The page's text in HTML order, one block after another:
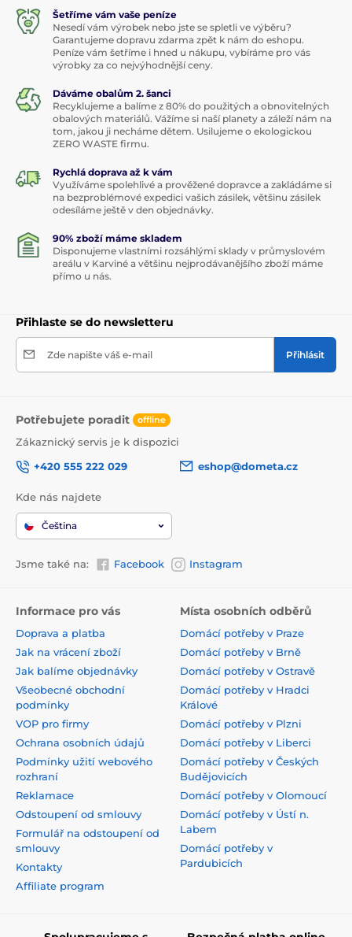
Šetříme vám vaše peníze
Nesedí vám výrobek nebo jste se spletli ve výběru?
Garantujeme dopravu zdarma zpět k nám do eshopu.
Peníze vám šetříme i hned u nákupu, vybíráme pro vás
výrobky za co nejvýhodnější ceny.
Dáváme obalům 2. šanci
Recyklujeme a balíme z 80% do použitých a obnovitelných
obalových materiálů. Vážíme si naší planety a záleží nám na
tom, jakou ji necháme dětem. Usilujeme o ekologickou
ZERO WASTE firmu.
Rychlá doprava až k vám
Využíváme spolehlivé a prověžené dopravce a zakládáme si
na bezproblémové expedici vašich zásilek, většinu zásilek
odesíláme ještě v den objednávky.
90% zboží máme skladem
Disponujeme vlastními rozsáhlými sklady v průmyslovém
areálu v Karviné a většinu nejprodávanějšího zboží máme
přímo u nás.
Přihlaste se do newsletteru
Zde napište váš e-mail Přihlásit
Potřebujete poradit offline
Zákaznický servis je k dispozici
+420 555 222 029
eshop@dometa.cz
Kde nás najdete
Čeština
Jsme také na: Facebook Instagram
Informace pro vás
Doprava a platba
Jak na vrácení zboží
Jak balíme objednávky
Všeobecné obchodní
podmínky
VOP pro firmy
Ochrana osobních údajů
Podmínky užití webového
rozhraní
Reklamace
Odstoupení od smlouvy
Formulář na odstoupení od
smlouvy
Kontakty
Affiliate program
Místa osobních odběrů
Domácí potřeby v Praze
Domácí potřeby v Brně
Domácí potřeby v Ostravě
Domácí potřeby v Hradci
Králové
Domácí potřeby v Plzni
Domácí potřeby v Liberci
Domácí potřeby v Českých
Budějovicích
Domácí potřeby v Olomoucí
Domácí potřeby v Ústí n.
Labem
Domácí potřeby v
Pardubicích